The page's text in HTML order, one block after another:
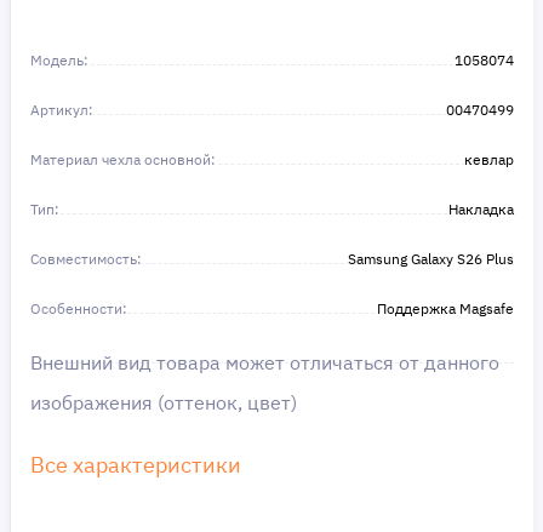
Получите то, что нужно, прямо сейчас. Ваше
удобство — наш приоритет! ✨
в этом!
Модель: 1058074
Артикул: 00470499
Материал чехла основной: кевлар
Тип: Накладка
Совместимость: Samsung Galaxy S26 Plus
Особенности: Поддержка Magsafe
Внешний вид товара может отличаться от данного
изображения (оттенок, цвет)
Все характеристики